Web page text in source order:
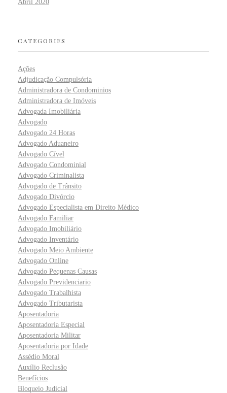
Abril 2020
CATEGORIES
Ações
Adjudicação Compulsória
Administradora de Condominios
Administradora de Imóveis
Advogada Imobiliária
Advogado
Advogado 24 Horas
Advogado Aduaneiro
Advogado Cível
Advogado Condominial
Advogado Criminalista
Advogado de Trânsito
Advogado Divórcio
Advogado Especialista em Direito Médico
Advogado Familiar
Advogado Imobiliário
Advogado Inventário
Advogado Meio Ambiente
Advogado Online
Advogado Pequenas Causas
Advogado Previdenciario
Advogado Trabalhista
Advogado Tributarista
Aposentadoria
Aposentadoria Especial
Aposentadoria Militar
Aposentadoria por Idade
Assédio Moral
Auxílio Reclusão
Benefícios
Bloqueio Judicial